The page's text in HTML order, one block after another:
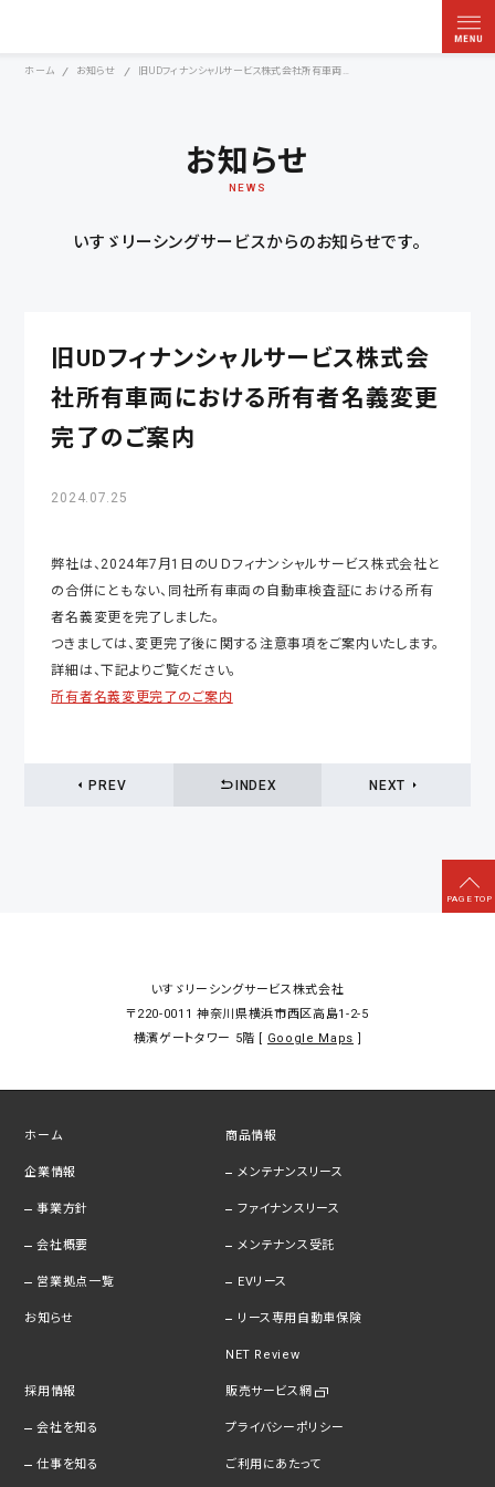
ホーム お知らせ 旧UDフィナンシャルサービス株式会社所有車両における所有者名義変更完了のご案内
お知らせ
NEWS
いすゞリーシングサービスからのお知らせです。
旧UDフィナンシャルサービス株式会
社所有車両における所有者名義変更
完了のご案内
2024.07.25
弊社は、2024年7月1日のＵＤフィナンシャルサービス株式会社と
の合併にともない、同社所有車両の自動車検査証における所有
者名義変更を完了しました。
つきましては、変更完了後に関する注意事項をご案内いたします。
詳細は、下記よりご覧ください。
所有者名義変更完了のご案内
PREV INDEX NEXT
いすゞリーシングサービス株式会社
〒220-0011神奈川県横浜市西区高島1-2-5
横濱ゲートタワー 5階 [ Google Maps
ホーム
企業情報
事業方針
会社概要
営業拠点一覧
お知らせ
商品情報
メンテナンスリース
ファイナンスリース
メンテナンス受託
EVリース
リース専用自動車保険
NET Review
採用情報
会社を知る
仕事を知る
販売サービス網
プライバシーポリシー
ご利用にあたって